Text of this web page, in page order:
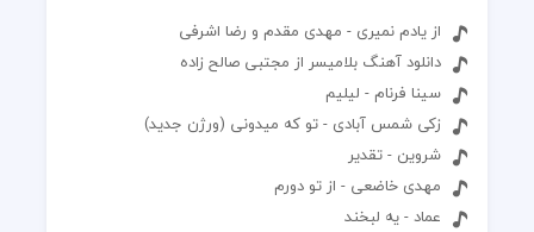
از یادم نمیری - مهدی مقدم و رضا اشرفی
دانلود آهنگ بلامیسر از مجتبی صالح زاده
سینا فرنام - لیلیم
زکی شمس آبادی - تو که میدونی (ورژن جدید)
شروین - تقدیر
مهدی خاضعی - از تو دورم
عماد - یه لبخند